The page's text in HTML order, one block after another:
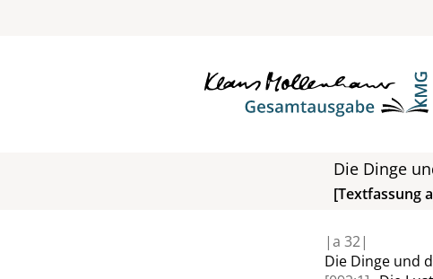
Die Dinge
[Textfassung
|a 32|
Die Dinge und